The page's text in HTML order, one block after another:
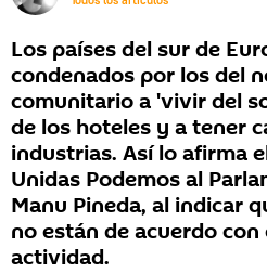
Los países del sur de
condenados por los del
comunitario a 'vivir del
de los hoteles y a tener
industrias. Así lo afirma
Unidas Podemos al
Manu Pineda, al indicar
no están de acuerdo
actividad.